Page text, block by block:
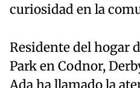
curiosidad en la
Residente del hogar
Park en Codnor,